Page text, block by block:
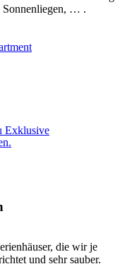
Sonnenliegen, … .
Exklusive
die wir je
und sehr sauber.